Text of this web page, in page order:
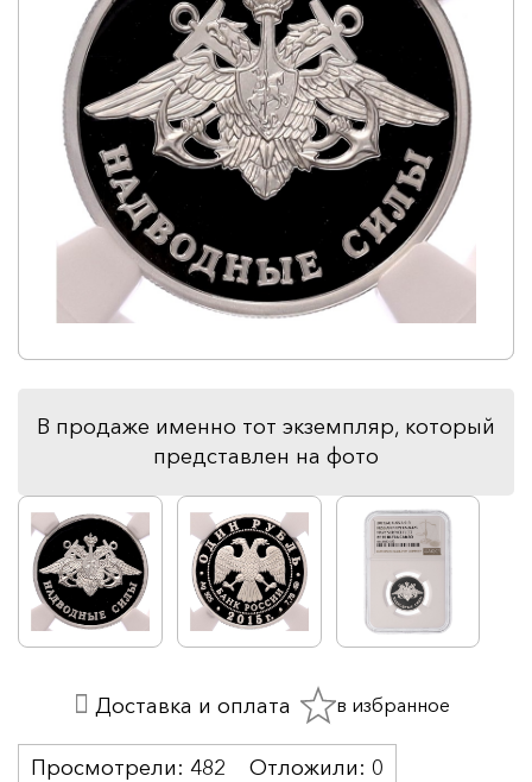
В продаже именно тот экземпляр, который
представлен на фото
Просмотрели: 482 Отложили: 0
Доставка и оплата в избранное